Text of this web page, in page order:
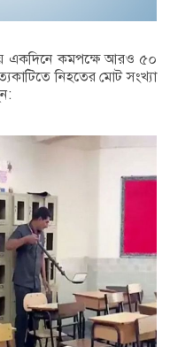
একদিনে কমপক্ষে আরও ৫০
নিহতের মোট সংখ্যা